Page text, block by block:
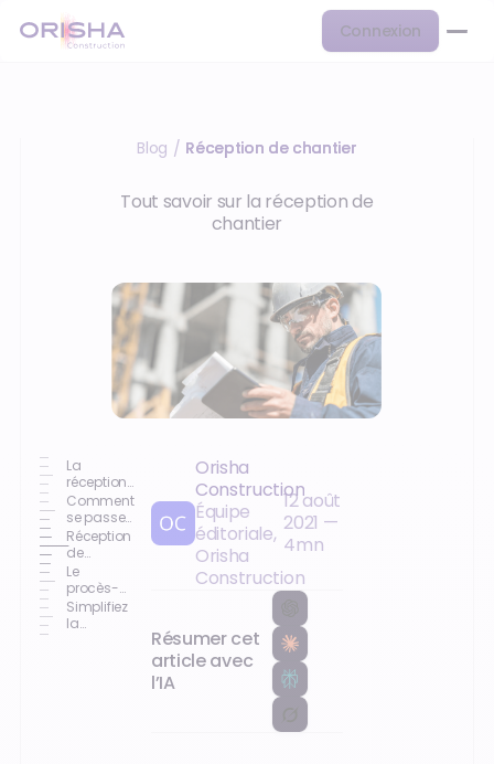
Connexion
Blog / Réception de chantier
Tout savoir sur la réception de
chantier
La
réception
de
chantier,
qu’est-ce
que c’est
?
Comment
se passe
la
réception
de
chantier ?
Réception
de
chantier,
ce qu’il
faut
savoir
Le
procès-
verbal
Simplifiez
la
Orisha
Construction
Équipe
éditoriale,
Orisha
Construction
12 août
2021 —
4mn
Résumer cet
article avec
l’IA